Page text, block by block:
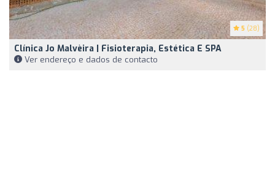
5 (28)
Clínica Jo Malvèira | Fisioterapia, Estética E SPA
Ver endereço e dados de contacto